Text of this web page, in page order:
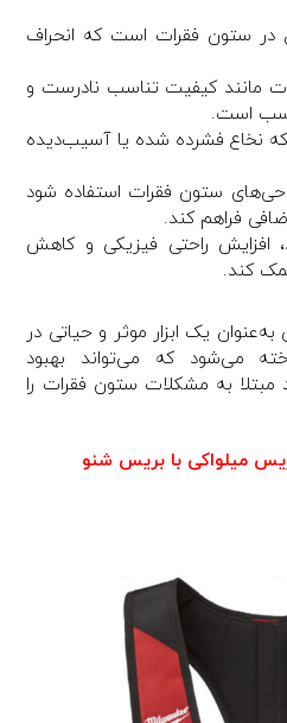
ستون فقرات است که انحراف
مانند کیفیت تناسب نادرست و
است.
نخاع فشرده شده یا آسیب‌دیده
ستون فقرات استفاده شود
فراهم کند.
افزایش راحتی فیزیکی و کاهش
کند.
یک ابزار موثر و حیاتی در
می‌شود که می‌تواند بهبود
به مشکلات ستون فقرات را
میلواکی با بریس شنو